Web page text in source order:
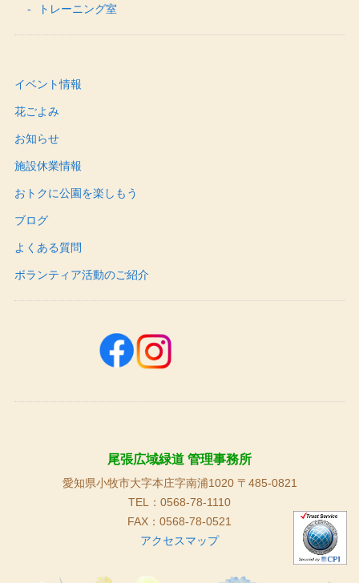
トレーニング室
イベント情報
花ごよみ
お知らせ
施設休業情報
おトクに公園を楽しもう
ブログ
よくある質問
ボランティア活動のご紹介
尾張広域緑道 管理事務所
愛知県小牧市大字本庄字南浦1020 〒485-0821
TEL：0568-78-1110
FAX：0568-78-0521
アクセスマップ